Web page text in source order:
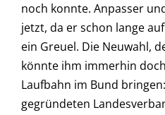
noch konnte. Anpasser
jetzt, da er schon lange
ein Greuel. Die Neuwahl,
könnte ihm immerhin
Laufbahn im Bund
gegründeten